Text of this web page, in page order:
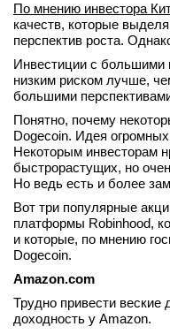
Новости
Интервью
вконтакте
телеграм
Стать автором
Вход
По мнению инвестора
качеств, которые
перспектив роста.
Инвестиции с большими
низким риском лучше,
большими
Понятно, почему
Dogecoin. Идея
Некоторым инвесторам
быстрорастущих, но
Но ведь есть и более
Вот три популярные
платформы Robinhood,
и которые, по мнению
Dogecoin.
Amazon.com
Трудно привести веские
доходность у Amazon.